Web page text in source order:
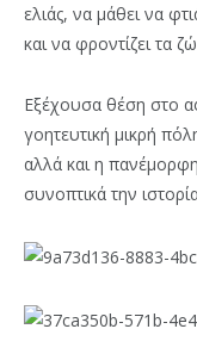
ελιάς, να μάθει να
και να φροντίζει τα
Εξέχουσα θέση στο
γοητευτική μικρή
αλλά και η
συνοπτικά την